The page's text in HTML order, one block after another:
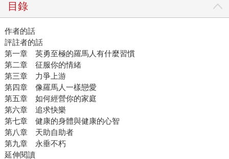
目錄
作者的話
評註者的話
第一章 英勇至極的羅馬人有什麼習慣
第二章 征服你的情緒
第三章 力爭上游
第四章 像羅馬人一樣戀愛
第五章 如何經營你的家庭
第六章 追求快樂
第七章 健康的身體與健康的心智
第八章 天助自助者
第九章 永垂不朽
延伸閱讀